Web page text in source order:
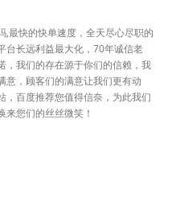
,最快的快单速度，全天尽心尽职的
台长远利益最大化，70年诚信老
，我们的存在源于你们的信赖，我
意，顾客们的满意让我们更有动
，百度推荐您值得信奈，为此我们
来您们的丝丝微笑！